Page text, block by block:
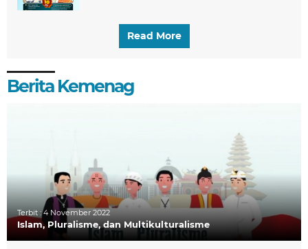
Read More
Berita Kemenag
Terbit :4 November 2022
Islam, Pluralisme, dan Multikulturalisme